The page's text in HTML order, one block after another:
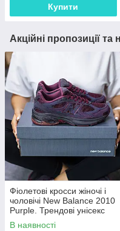
Купити
Акційні пропозиції та
Фіолетові кросси жіночі і
чоловічі New Balance 2010
Purple. Трендові унісекс
кроссівки Нью Беленс 2010.
В наявності